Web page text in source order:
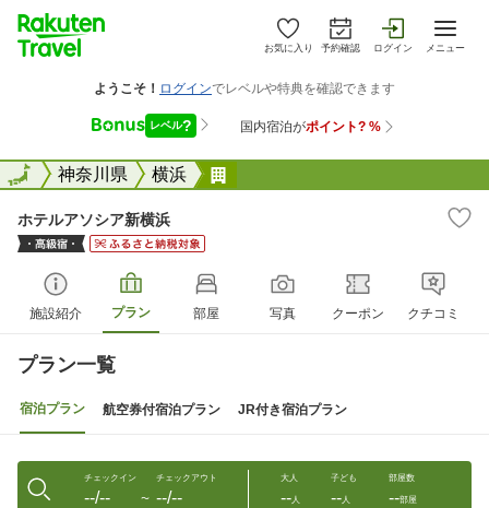
お気に入り 予約確認 ログイン メニュー
全国神奈川県 横浜
全国
ホテルアソシア新横浜
施設紹介 プラン 部屋 写真 クーポン クチコミ
プラン一覧
宿泊プラン 航空券付宿泊プラン JR付き宿泊プラン
チェックイン
--/-- 〜
チェックアウト
--/--
大人
--人
子ども
--人
部屋数
--部屋